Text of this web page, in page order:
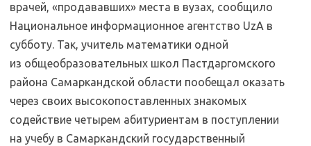
врачей, «продававших» места в вузах, сообщило
Национальное информационное агентство UzA в
субботу. Так, учитель математики одной
из общеобразовательных школ Пастдаргомского
района Самаркандской области пообещал оказать
через своих высокопоставленных знакомых
содействие четырем абитуриентам в поступлении
на учебу в Самаркандский государственный